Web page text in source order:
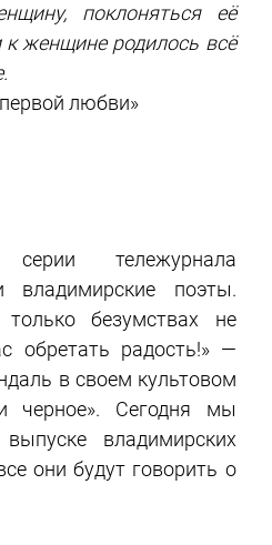
поклоняться её
женщине родилось всё
любви»
тележурнала
владимирские поэты.
безумствах не
обретать радость!» —
в своем культовом
черное». Сегодня мы
владимирских
они будут говорить о